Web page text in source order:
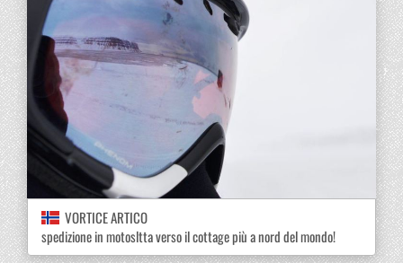
VORTICE ARTICO
spedizione in motosltta verso il cottage più a nord del mondo!